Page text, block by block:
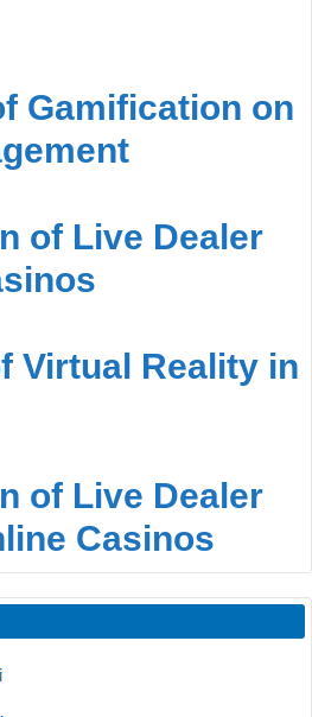
Gamification on
of Live Dealer
Virtual Reality in
of Live Dealer
Casinos